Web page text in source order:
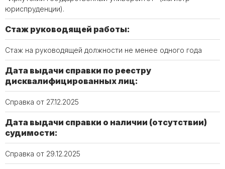
юриспруденции).
Стаж руководящей работы:
Стаж на руководящей должности не менее одного года
Дата выдачи справки по реестру
дисквалифицированных лиц:
Справка от 27.12.2025
Дата выдачи справки о наличии (отсутствии)
судимости:
Справка от 29.12.2025